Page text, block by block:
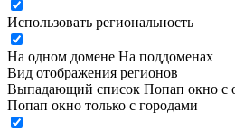
Использовать региональность
На одном домене На поддоменах
Вид отображения регионов
Выпадающий список Попап окно c
Попап окно только с городами